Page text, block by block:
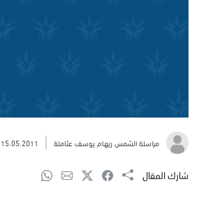
مراسلة الشمس ريهام يوسف عثاملة 15.05.2011
شارك المقال